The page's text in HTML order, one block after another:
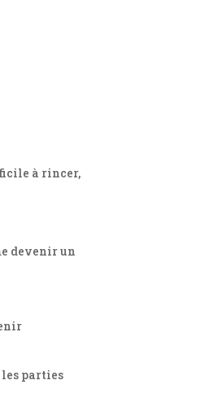
à rincer,
devenir un
les parties